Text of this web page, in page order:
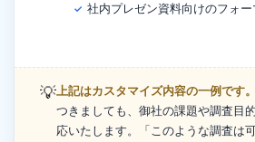
✓ 社内プレゼン資料向けのフォ
💡上記はカスタマイズ内容の一例です。
つきましても、御社の課題や調査目
応いたします。「このような調査は